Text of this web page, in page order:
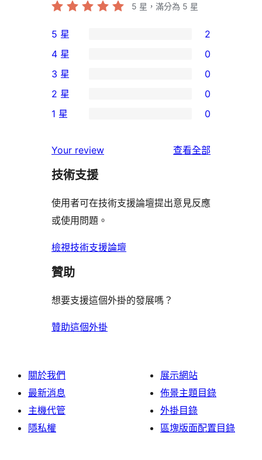
5 星，滿分為 5 星
2
個
5
星
使
者
論
5 星 2
個
4
星
用
者
論
4 星 0
0
個
3
使
用
評
論
3 星 0
個
星
使
者
評
論
2 星 0
1
星
用
者
評
1 星 0
Your review 查看全部
評
技術支援
使用者可在技術支援論壇提出意見反應
或使用問題。
檢視技術支援論壇
贊助
想要支援這個外掛的發展嗎？
贊助這個外掛
關於我們
最新消息
主機代管
隱私權
展示網站
佈景主題目錄
外掛目錄
區塊版面配置目錄